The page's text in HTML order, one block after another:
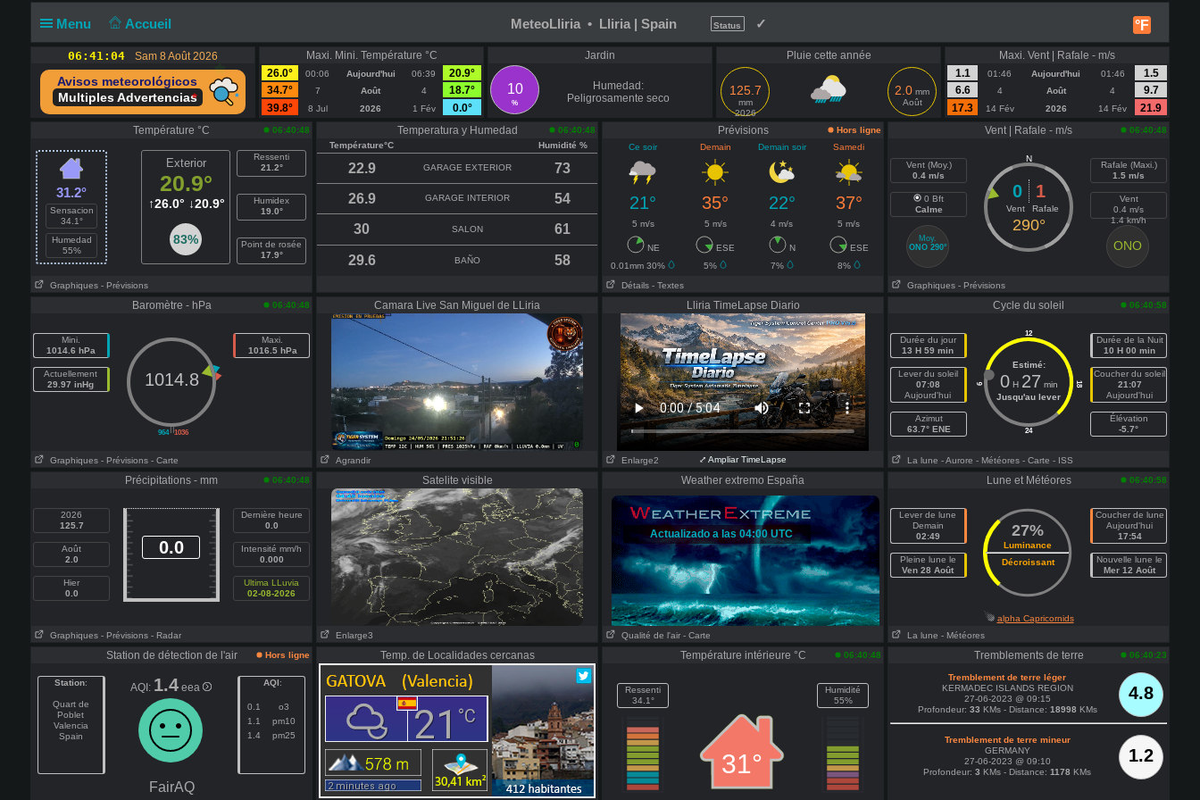
Menu Accueil °F
MeteoLliria • Lliria | Spain Status ✓
06:41:04 Sam 8 Août 2026
Avisos meteorológicos
Multiples Advertencias
Maxi. Mini. Température °C
26.0°
00:06 Aujourd'hui 06:39
20.9°
34.7°
7 Août 4
18.7°
39.8°
8 Jul 2026 1 Fév 0.0°
Jardin
10
%
Humedad:
Peligrosamente seco
Pluie cette année
125.7
mm
2026
2.0 mm
Août
Maxi. Vent | Rafale - m/s
1.1
01:46 Aujourd'hui 01:46
1.5
6.6
4 Août 4
9.7
17.3
14 Fév 2026 14 Fév
21.9
Température °C
06:40:48
31.2°
Sensacion
34.1°
Humedad
55%
Exterior
20.9°
↑26.0° ↓20.9°
83%
Ressenti
21.2°
Humidex
19.0°
Point de rosée
17.9°
Graphiques - Prévisions
Temperatura y Humedad
06:40:48
Température°C
Humidité %
22.9 GARAGE EXTERIOR
73
26.9
GARAGE INTERIOR
54
30
SALON 61
29.6 BAÑO 58
Prévisions
Hors ligne
Ce soir
Demain Demain soir Samedi
21° 35° 22° 37°
5 m/s 5 m/s 4 m/s 5 m/s
NE ESE N
ESE
0.01mm 30%
5% 7%
8%
Détails - Textes
Vent | Rafale - m/s 06:40:48
Vent (Moy.)
0.4 m/s
0 Bft
Calme
Moy.
ONO 290°
N
0 1
Vent Rafale
290°
Rafale (Maxi.)
1.5 m/s
Vent
0.4 m/s
1.4 km/h
ONO
Graphiques - Prévisions
Baromètre - hPa 06:40:48
Mini.
1014.6 hPa
Actuellement
29.97 inHg
||
964 1036
1014.8
Maxi.
1016.5 hPa
Graphiques - Prévisions - Carte
Camara Live San Miguel de LLiria
Agrandir
Lliria TimeLapse Diario
⤢ Ampliar TimeLapse
Enlarge2
Cycle du soleil 06:40:58
Durée du jour
13 H 59 min
Lever du soleil
07:08
Aujourd'hui
Azimut
63.7° ENE
12
24
6 18
Estimé:
0H 27 min
Jusqu'au lever
Durée de la Nuit
10 H 00 min
Coucher du soleil
21:07
Aujourd'hui
Élévation
-5.7°
La lune - Aurore - Météores - Carte - ISS
Précipitations - mm 06:40:48
2026
125.7
Août
2.0
Hier
0.0
0.0
Dernière heure
0.0
Intensité mm/h
0.000
Ultima LLuvia
02-08-2026
Graphiques - Prévisions - Radar
Satelite visible
Enlarge3
Weather extremo España
Qualité de l'air - Carte
Lune et Météores 06:40:58
Lever de lune
Demain
02:49
Pleine lune le
Ven 28 Août
27%
Luminance
Décroissant
Coucher de lune
Aujourd'hui
17:54
Nouvelle lune le
Mer 12 Août
alpha Capricornids
La lune - Météores
Station de détection de l'air Hors ligne
Station:
Quart de
Poblet
Valencia
Spain
AQI: 1.4 eea AQI:
0.1
o3
1.1
pm10
1.4
pm25
FairAQ
Temp. de Localidades cercanas Température intérieure °C 06:40:48
Ressenti
34.1°
31°
Humidité
55%
Tremblements de terre 06:40:23
4.8
Tremblement de terre léger
KERMADEC ISLANDS REGION
27-06-2023 @ 09:15
Profondeur: 33 KMs - Distance: 18998 KMs
1.2
Tremblement de terre mineur
GERMANY
27-06-2023 @ 09:10
Profondeur: 3 KMs - Distance: 1178 KMs